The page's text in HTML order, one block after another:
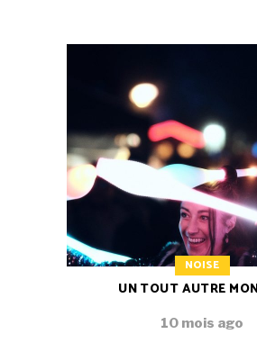
NOISE
UN TOUT AUTRE
10 mois ago